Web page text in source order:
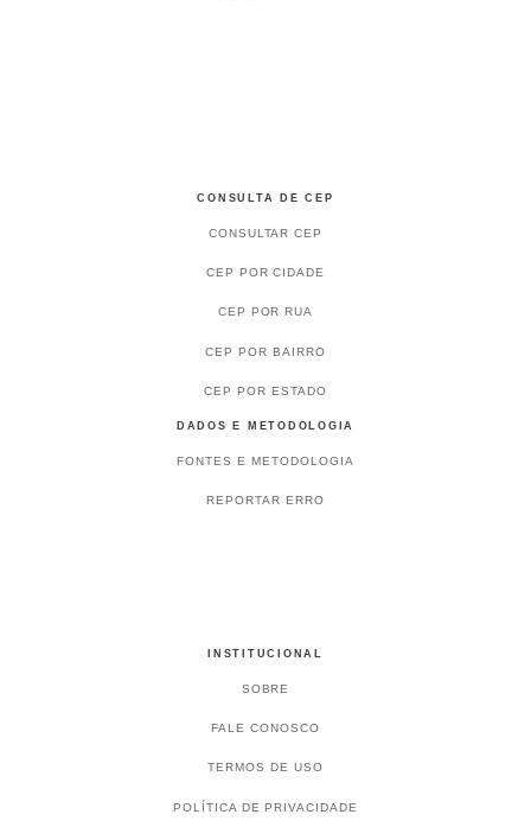
CONSULTA DE CEP
CONSULTAR CEP
CEP POR CIDADE
CEP POR RUA
CEP POR BAIRRO
CEP POR ESTADO
DADOS E METODOLOGIA
FONTES E METODOLOGIA
REPORTAR ERRO
INSTITUCIONAL
SOBRE
FALE CONOSCO
TERMOS DE USO
POLÍTICA DE PRIVACIDADE